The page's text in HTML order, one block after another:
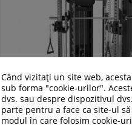
Când vizitați un site web,
sub forma "cookie-urilor".
dvs. sau despre dispozitivul
parte pentru a face ca site-ul
modul în care folosim cookie-